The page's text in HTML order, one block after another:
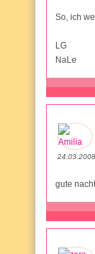
So, ich
LG
NaLe
gute nacht